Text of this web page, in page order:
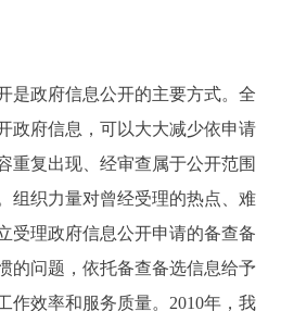
政府信息公开的主要方式。全
政府信息，可以大大减少依申请
重复出现、经审查属于公开范围
组织力量对曾经受理的热点、难
受理政府信息公开申请的备查备
的问题，依托备查备选信息给予
作效率和服务质量。2010年，我